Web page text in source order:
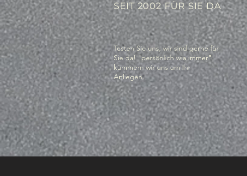
SEIT 2002 FÜR SIE DA
Testen Sie uns, wir sind gerne für
Sie da! "persönlich wia immer"
kümmern wir uns um Ihr
Anliegen.